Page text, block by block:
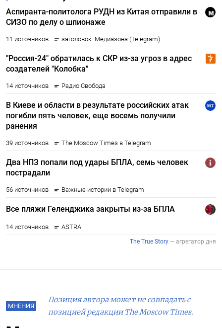
МНЕНИЯ
Позиция автора может не совпадать с
позицией редакции The Moscow Times.